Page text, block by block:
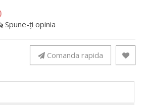
Spune-ţi opinia
Comanda rapida